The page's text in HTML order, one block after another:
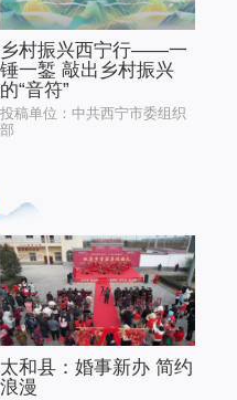
乡村振兴西宁行——一
锤一錾 敲出乡村振兴
的“音符”
投稿单位：中共西宁市委组织
部
太和县：婚事新办 简约
浪漫